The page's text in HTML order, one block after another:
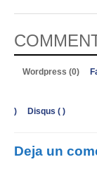
Wordpress (0)
) Disqus ( )
Deja un